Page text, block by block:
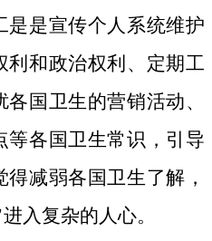
是是宣传个人系统维护
利和政治权利、定期工
国卫生的营销活动、
等各国卫生常识，引导
减弱各国卫生了解，
入复杂的人心。